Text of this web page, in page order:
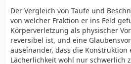
Verletzung anordnen, ohne sich
können.
Der grundrechtliche Tatbestand,
für die körperliche
deshalb, weil die Zirkumzision
Ritual gehört.
...
Dagegen ergibt sich kein
frühkindlichen Alter die Vorhaut
Besorgnis, daß andernfalls im
hygienische Defekte oder
auftreten könnten. Die
Der Vergleich von Taufe und
von welcher Fraktion er ins Feld
Körperverletzung als physischer
reversibel ist, und eine
auseinander, dass die Konstruktion
Lächerlichkeit wohl nur schwerlich